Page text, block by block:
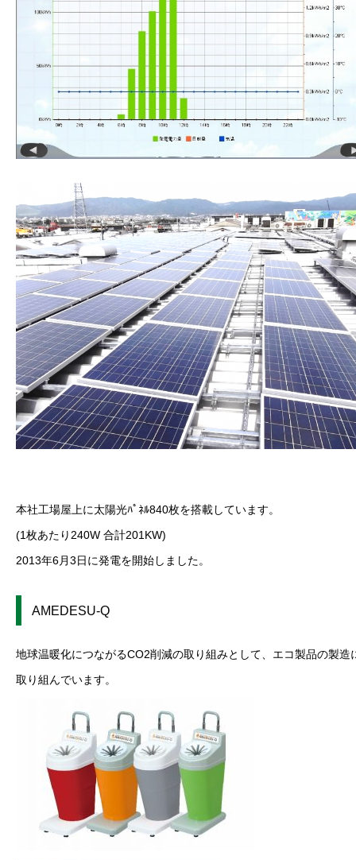
本社工場屋上に太陽光ﾊﾟﾈﾙ840枚を搭載しています。
(1枚あたり240W 合計201KW)
2013年6月3日に発電を開始しました。
AMEDESU-Q
地球温暖化につながるCO2削減の取り組みとして、エコ製品の製造
取り組んでいます。